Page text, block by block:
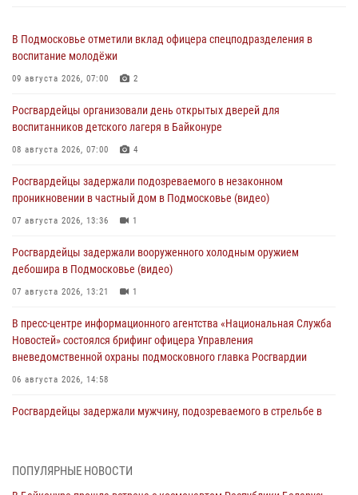
В Подмосковье отметили вклад офицера спецподразделения в
воспитание молодёжи
09 августа 2026, 07:00 2
Росгвардейцы организовали день открытых дверей для
воспитанников детского лагеря в Байконуре
08 августа 2026, 07:00 4
Росгвардейцы задержали подозреваемого в незаконном
проникновении в частный дом в Подмосковье (видео)
07 августа 2026, 13:36 1
Росгвардейцы задержали вооруженного холодным оружием
дебошира в Подмосковье (видео)
07 августа 2026, 13:21 1
В пресс-центре информационного агентства «Национальная Служба
Новостей» состоялся брифинг офицера Управления
вневедомственной охраны подмосковного главка Росгвардии
06 августа 2026, 14:58
Росгвардейцы задержали мужчину, подозреваемого в стрельбе в
ПОПУЛЯРНЫЕ НОВОСТИ